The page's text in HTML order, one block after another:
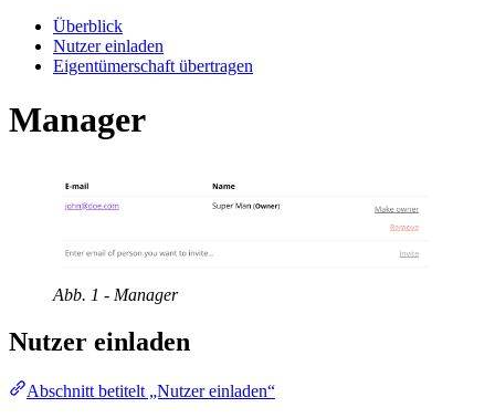
Überblick
Nutzer einladen
Eigentümerschaft übertragen
Manager
Abb. 1 - Manager
Nutzer einladen
Abschnitt betitelt „Nutzer einladen“